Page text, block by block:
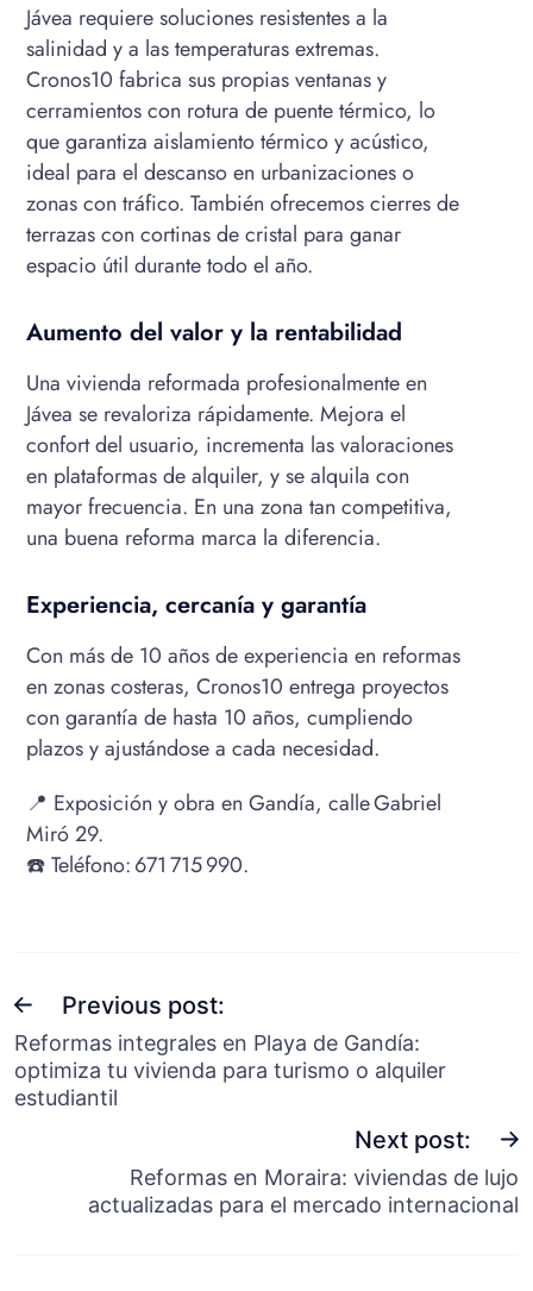
Jávea requiere soluciones resistentes a la
salinidad y a las temperaturas extremas.
Cronos10 fabrica sus propias ventanas y
cerramientos con rotura de puente térmico, lo
que garantiza aislamiento térmico y acústico,
ideal para el descanso en urbanizaciones o
zonas con tráfico. También ofrecemos cierres de
terrazas con cortinas de cristal para ganar
espacio útil durante todo el año.
Aumento del valor y la rentabilidad
Una vivienda reformada profesionalmente en
Jávea se revaloriza rápidamente. Mejora el
confort del usuario, incrementa las valoraciones
en plataformas de alquiler, y se alquila con
mayor frecuencia. En una zona tan competitiva,
una buena reforma marca la diferencia.
Experiencia, cercanía y garantía
Con más de 10 años de experiencia en reformas
en zonas costeras, Cronos10 entrega proyectos
con garantía de hasta 10 años, cumpliendo
plazos y ajustándose a cada necesidad.
📍 Exposición y obra en Gandía, calle Gabriel
Miró 29.
☎️ Teléfono: 671 715 990.
Previous post:
Reformas integrales en Playa de Gandía:
optimiza tu vivienda para turismo o alquiler
estudiantil
Next post:
Reformas en Moraira: viviendas de lujo
actualizadas para el mercado internacional